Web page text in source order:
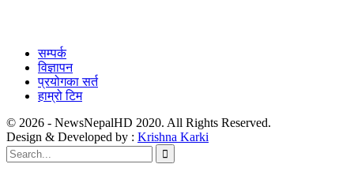
सम्पर्क
विज्ञापन
प्रयोगका सर्त
हाम्रो टिम
© 2026 - NewsNepalHD 2020. All Rights Reserved.
Design & Developed by : Krishna Karki